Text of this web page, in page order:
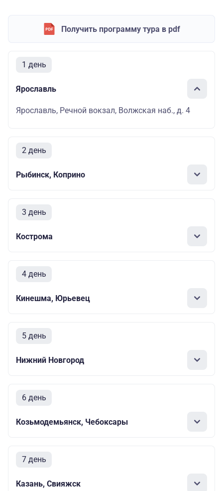
Получить программу тура в pdf
1 день
Ярославль
Ярославль, Речной вокзал, Волжская наб., д. 4
2 день
Рыбинск, Коприно
3 день
Кострома
4 день
Кинешма, Юрьевец
5 день
Нижний Новгород
6 день
Козьмодемьянск, Чебоксары
7 день
Казань, Свияжск